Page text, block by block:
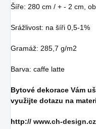
Šíře: 280 cm / + - 2 cm,
Srážlivost: na šíři 0,5-1%
Gramáž: 285,7 g/m2
Barva: caffe latte
Bytové dekorace Vám
využijte dotazu na
http:// www.ch-